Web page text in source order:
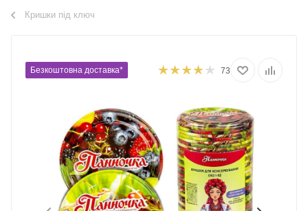
Кришки під ключ
Безкоштовна доставка* 73